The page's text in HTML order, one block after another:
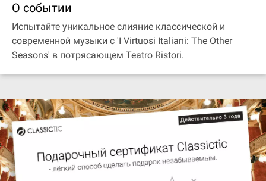
О событии
Испытайте уникальное слияние классической и
современной музыки с 'I Virtuosi Italiani: The Other
Seasons' в потрясающем Teatro Ristori.